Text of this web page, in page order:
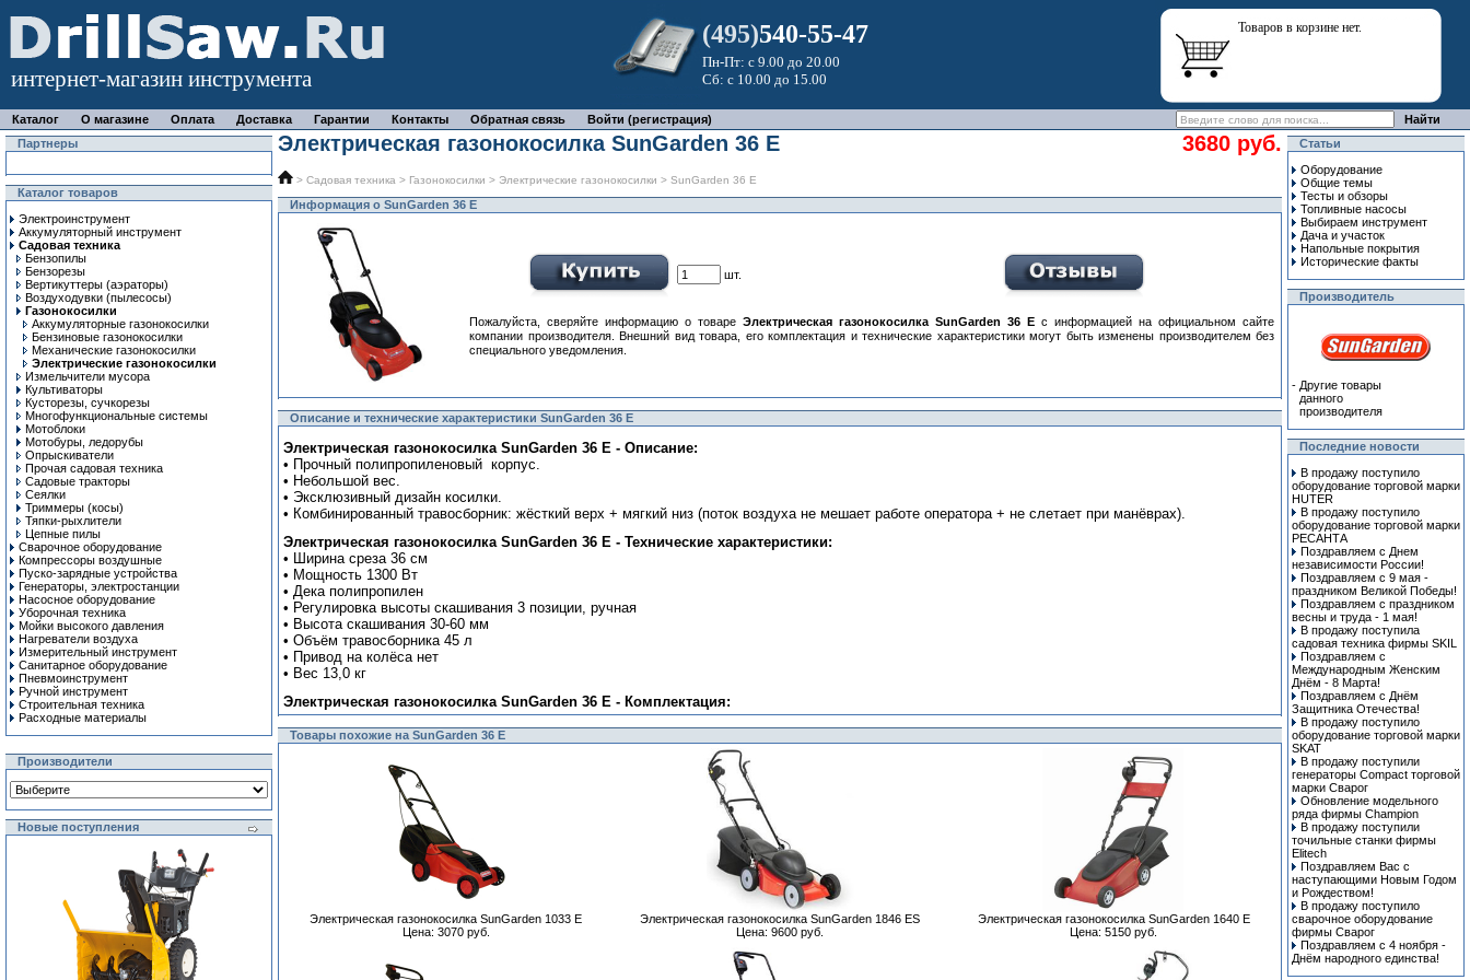
интернет-магазин инструмента
(495)540-55-47
Пн-Пт: с 9.00 до 20.00
Сб: с 10.00 до 15.00
Товаров в корзине нет.
Каталог О магазине Оплата Доставка Гарантии Контакты Обратная связь
Войти (регистрация)
Партнеры
Каталог товаров
Электроинструмент
Аккумуляторный инструмент
Садовая техника
Бензопилы
Бензорезы
Вертикуттеры (аэраторы)
Воздуходувки (пылесосы)
Газонокосилки
Аккумуляторные газонокосилки
Бензиновые газонокосилки
Механические газонокосилки
Электрические газонокосилки
Измельчители мусора
Культиваторы
Кусторезы, сучкорезы
Многофункциональные системы
Мотоблоки
Мотобуры, ледорубы
Опрыскиватели
Прочая садовая техника
Садовые тракторы
Сеялки
Триммеры (косы)
Тяпки-рыхлители
Цепные пилы
Сварочное оборудование
Компрессоры воздушные
Пуско-зарядные устройства
Генераторы, электростанции
Насосное оборудование
Уборочная техника
Мойки высокого давления
Нагреватели воздуха
Измерительный инструмент
Санитарное оборудование
Пневмоинструмент
Ручной инcтрумент
Строительная техника
Расходные материалы
Производители
Новые поступления
Электрическая газонокосилка SunGarden 36 E 3680 руб.
> Садовая техника > Газонокосилки > Электрические газонокосилки > SunGarden 36 E
Информация о SunGarden 36 E
шт.
Пожалуйста, сверяйте информацию о товаре Электрическая газонокосилка SunGarden 36 E с информацией на официальном сайте
компании производителя. Внешний вид товара, его комплектация и технические характеристики могут быть изменены производителем без
специального уведомления.
Описание и технические характеристики SunGarden 36 E
Электрическая газонокосилка SunGarden 36 E - Описание:
• Прочный полипропиленовый корпус.
• Небольшой вес.
• Эксклюзивный дизайн косилки.
• Комбинированный травосборник: жёсткий верх + мягкий низ (поток воздуха не мешает работе оператора + не слетает при манёврах).
Электрическая газонокосилка SunGarden 36 E - Технические характеристики:
• Ширина среза 36 см
• Мощность 1300 Вт
• Дека полипропилен
• Регулировка высоты скашивания 3 позиции, ручная
• Высота скашивания 30-60 мм
• Объём травосборника 45 л
• Привод на колёса нет
• Вес 13,0 кг
Электрическая газонокосилка SunGarden 36 E - Комплектация:
Товары похожие на SunGarden 36 E
Электрическая газонокосилка SunGarden 1033 E
Цена: 3070 руб.
Электрическая газонокосилка SunGarden 1846 ES
Цена: 9600 руб.
Электрическая газонокосилка SunGarden 1640 E
Цена: 5150 руб.
Статьи
Оборудование
Общие темы
Тесты и обзоры
Топливные насосы
Выбираем инструмент
Дача и участок
Напольные покрытия
Исторические факты
Производитель
- Другие товары
данного
производителя
Последние новости
В продажу поступило
оборудование торговой марки
HUTER
В продажу поступило
оборудование торговой марки
РЕСАНТА
Поздравляем с Днем
независимости России!
Поздравляем с 9 мая -
праздником Великой Победы!
Поздравляем с праздником
весны и труда - 1 мая!
В продажу поступила
cадовая техника фирмы SKIL
Поздравляем с
Международным Женским
Днём - 8 Марта!
Поздравляем с Днём
Защитника Отечества!
В продажу поступило
оборудование торговой марки
SKAT
В продажу поступили
генераторы Compact торговой
марки Сварог
Обновление модельного
ряда фирмы Champion
В продажу поступили
точильные станки фирмы
Elitech
Поздравляем Вас с
наступающими Новым Годом
и Рождеством!
В продажу поступило
сварочное оборудование
фирмы Сварог
Поздравляем с 4 ноября -
Днём народного единства!